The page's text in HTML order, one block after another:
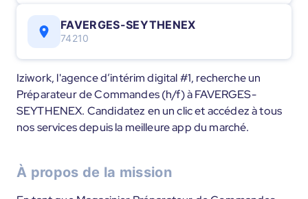
FAVERGES-SEYTHENEX
74210
Iziwork, l'agence d’intérim digital #1, recherche un
Préparateur de Commandes (h/f) à FAVERGES-
SEYTHENEX. Candidatez en un clic et accédez à tous
nos services depuis la meilleure app du marché.
À propos de la mission